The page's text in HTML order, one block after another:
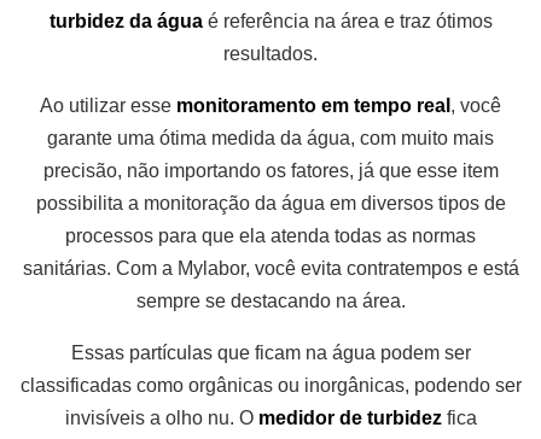
turbidez da água é referência na área e traz ótimos
resultados.
Ao utilizar esse monitoramento em tempo real , você
garante uma ótima medida da água, com muito mais
precisão, não importando os fatores, já que esse item
possibilita a monitoração da água em diversos tipos de
processos para que ela atenda todas as normas
sanitárias. Com a Mylabor, você evita contratempos e está
sempre se destacando na área.
Essas partículas que ficam na água podem ser
classificadas como orgânicas ou inorgânicas, podendo ser
invisíveis a olho nu. O medidor de turbidez fica